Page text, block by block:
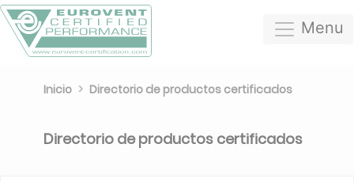
Menu
Inicio Directorio de productos certificados
Directorio de productos certificados